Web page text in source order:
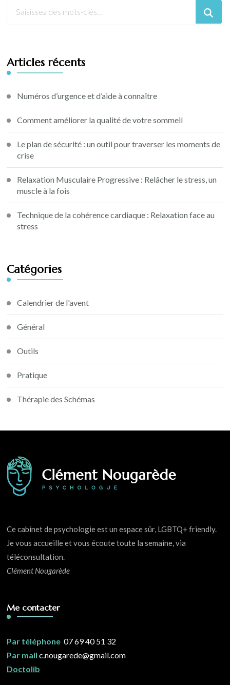
Articles récents
Numéros d’urgence et d’aide à connaître
Comment améliorer la qualité de votre sommeil
Le plan de sécurité : un outil pour traverser les moments de
crise
Relaxation Musculaire Progressive : Relâcher le stress, un
muscle à la fois
Technique de la cohérence cardiaque : Relaxation face au
stress
Catégories
Calendrier de l'avent
Général
Outils
Pratique
Thérapie des Schémas
Ce cabinet de psychologie est un espace sûr, LGBTQ+ friendly.
Je vous accueille et vous écoute toute la semaine, via
téléconsultation.
Clément Nougarède
Me contacter
Par téléphone 07 69 40 51 32
Par mail c.nougarede@gmail.com
Doctolib